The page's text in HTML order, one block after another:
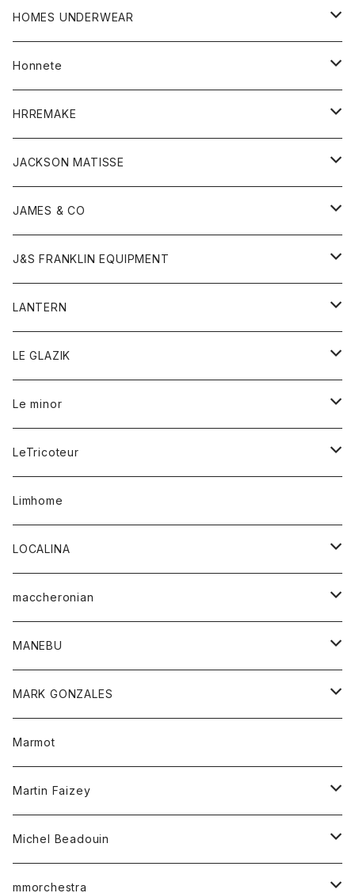
カーディガン
グッズ
帽子
アウター
カーディガン
コート
フリース
アクセサリー
ウォレット
ストール
マフラー
リング
キッズ
Tシャツ
グッズ
アンダーウェア
靴
バンダナ
トップス
カーディガン
ジャケット
タンクトップ
Tシャツ
ベスト
ポロシャツ
ロングスリーブTシャツ
ボトム
オーバーオール
ショートパンツ
レディース
アウター
カーディガン
セーター
チュニック
HOMES UNDERWEAR
アウター
カーディガン
コート
キッズ
Tシャツ
ロンパース
グッズ
靴
ストール
トップス
カットソー
シャツ
ボトム
オーバーオール
ショートパンツ
レディース
オーバーオール
シャツ
ワンピース
ワンピース
Honnete
ブラウス
ワンピース
HRREMAKE
バック
キッズ
トレーナー
トップス
Gジャケット
スウェット
帽子
JACKSON MATISSE
Tシャツ
帽子
JAMES & CO
ボトム
J&S FRANKLIN EQUIPMENT
アウター
LANTERN
アウター
Tシャツ
LE GLAZIK
レディース
コート
シャツ
ワンピース
Tシャツ
Le minor
ボトム
スカート
パンツ
レディース
アウター
カットソー
トップス
シャツ
LeTricoteur
カーディガン
Limhome
LOCALINA
ロングスリーブテーシャツ
maccheronian
靴
MANEBU
靴
MARK GONZALES
トップス
Tシャツ
Marmot
Martin Faizey
ベルト
Michel Beadouin
トップス
mmorchestra